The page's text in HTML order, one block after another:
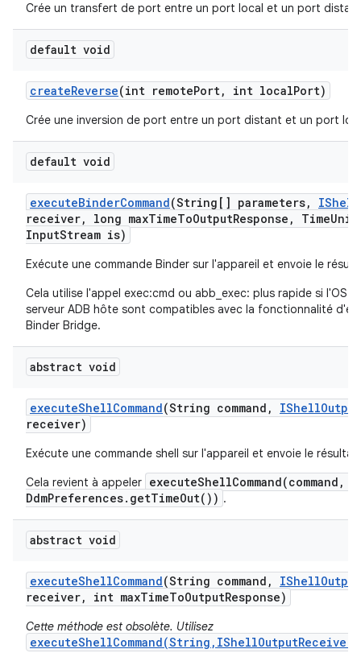
Crée un transfert de port entre un port local et un port
default void
createReverse(int remotePort, int localPort)
Crée une inversion de port entre un port distant et un port
default void
executeBinderCommand(String[] parameters, IShell
receiver, long maxTimeToOutputResponse , TimeUnit
InputStream is)
Exécute une commande Binder sur l'appareil et envoie le
Cela utilise l'appel exec:cmd ou abb_exec: plus rapide si l'OS
serveur ADB hôte sont compatibles avec la fonctionnalité
Binder Bridge.
abstract void
executeShellCommand(String command , IShellOutput
receiver)
Exécute une commande shell sur l'appareil et envoie le
Cela revient à appeler executeShellCommand(command,
DdmPreferences.getTimeOut()) .
abstract void
executeShellCommand(String command , IShellOutput
receiver, int maxTimeToOutputResponse)
Cette méthode est obsolète. Utilisez